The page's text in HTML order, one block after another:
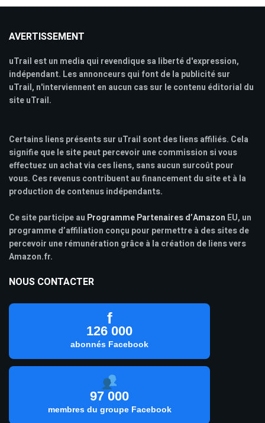
AVERTISSEMENT
uTrail est un media qui revendique sa liberté d'expression,
indépendant. Les annonceurs qui font de la publicité sur
uTrail, n'interviennent en aucun cas sur le contenu éditorial du
site uTrail.
Certains liens présents sur uTrail sont des liens affiliés. Cela
signifie que le site peut percevoir une commission si vous
effectuez un achat via ces liens, sans aucun surcoût pour
vous. Ces revenus contribuent au financement du site et à la
production de contenus indépendants.
Ce site participe au Programme Partenaires d’Amazon EU, un
programme d’affiliation conçu pour permettre à des sites de
percevoir une rémunération grâce à la création de liens vers
Amazon.fr.
NOUS CONTACTER
f
126 000
abonnés Facebook
97 000
membres du groupe Facebook